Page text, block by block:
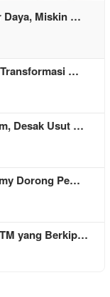
Daya, Miskin …
…
Desak Usut …
Dorong Pe…
yang Berkip…